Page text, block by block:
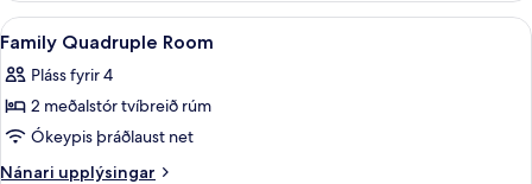
tvo,
tvö
Skoða
allar
myndir
fyrir
Family
Quadruple
Rúmföt af bestu gerð, dúnsængur,
11
Family Quadruple Room
Pláss fyrir 4
2 meðalstór tvíbreið rúm
Ókeypis þráðlaust net
Nánari upplýsingar
Nánari